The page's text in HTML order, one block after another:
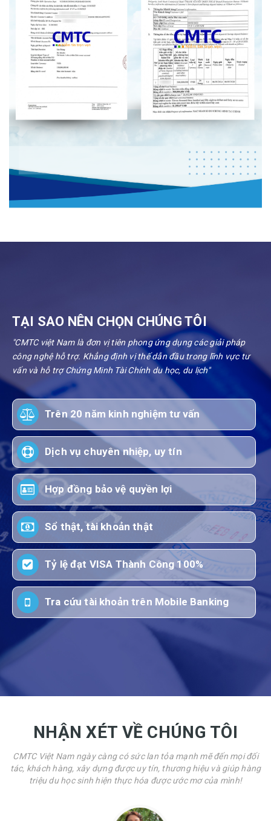
TẠI SAO NÊN CHỌN CHÚNG TÔI
"CMTC việt Nam là đơn vị tiên phong ứng dụng các giải pháp
công nghệ hỗ trợ. Khẳng định vị thế dẫn đầu trong lĩnh vực tư
vấn và hỗ trợ Chứng Minh Tài Chính du học, du lịch"
Trên 20 năm kinh nghiệm tư vấn
Dịch vụ chuyên nhiệp, uy tín
Hợp đồng bảo vệ quyền lợi
Sổ thật, tài khoản thật
Tỷ lệ đạt VISA Thành Công 100%
Tra cứu tài khoản trên Mobile Banking
NHẬN XÉT VỀ CHÚNG TÔI
CMTC Việt Nam ngày càng có sức lan tỏa mạnh mẽ đến mọi đối
tác, khách hàng, xây dựng được uy tín, thương hiệu và giúp hàng
triệu du học sinh hiện thực hóa được ước mơ của mình!